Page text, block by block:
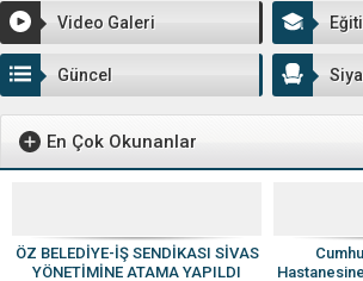
Video Galeri
Güncel
En Çok Okunanlar
ÖZ BELEDİYE-İŞ SENDİKASI SİVAS
YÖNETİMİNE ATAMA YAPILDI